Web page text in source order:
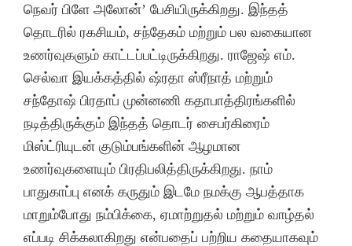
நெவர் பிளே அலோன்’ பேசியிருக்கிறது. இந்தத்
தொடரில் ரகசியம், சந்தேகம் மற்றும் பல வகையான
உணர்வுகளும் காட்டப்பட்டிருக்கிறது. ராஜேஷ் எம்.
செல்வா இயக்கத்தில் ஷ்ரதா ஸ்ரீநாத் மற்றும்
சந்தோஷ் பிரதாப் முன்னணி கதாபாத்திரங்களில்
நடித்திருக்கும் இந்தத் தொடர் சைபர்கிரைம்
மிஸ்ட்ரியுடன் குடும்பங்களின் ஆழமான
உணர்வுகளையும் பிரதிபலித்திருக்கிறது. நாம்
பாதுகாப்பு எனக் கருதும் இடமே நமக்கு ஆபத்தாக
மாறும்போது நம்பிக்கை, ஏமாற்றுதல் மற்றும் வாழ்தல்
எப்படி சிக்கலாகிறது என்பதைப் பற்றிய கதையாகவும்